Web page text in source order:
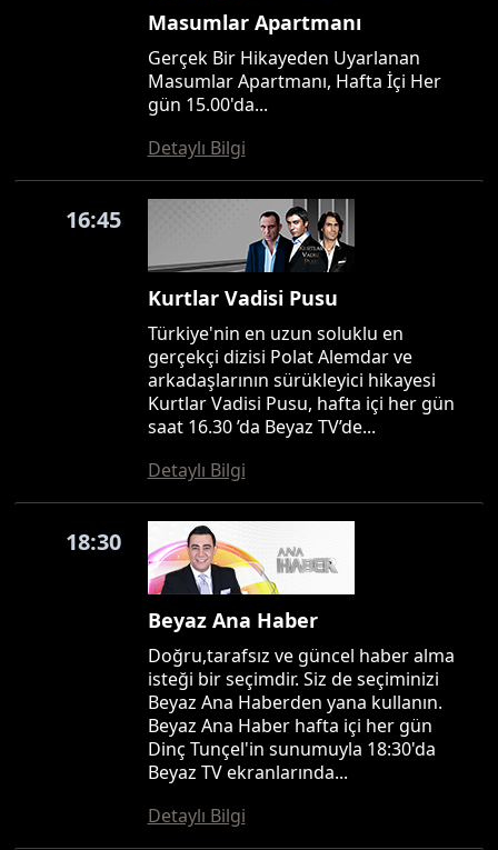
Masumlar Apartmanı
Gerçek Bir Hikayeden Uyarlanan
Masumlar Apartmanı, Hafta İçi Her
gün 15.00'da...
Detaylı Bilgi
16:45
Kurtlar Vadisi Pusu
Türkiye'nin en uzun soluklu en
gerçekçi dizisi Polat Alemdar ve
arkadaşlarının sürükleyici hikayesi
Kurtlar Vadisi Pusu, hafta içi her gün
saat 16.30 ’da Beyaz TV’de...
Detaylı Bilgi
18:30
Beyaz Ana Haber
Doğru,tarafsız ve güncel haber alma
isteği bir seçimdir. Siz de seçiminizi
Beyaz Ana Haberden yana kullanın.
Beyaz Ana Haber hafta içi her gün
Dinç Tunçel'in sunumuyla 18:30'da
Beyaz TV ekranlarında...
Detaylı Bilgi